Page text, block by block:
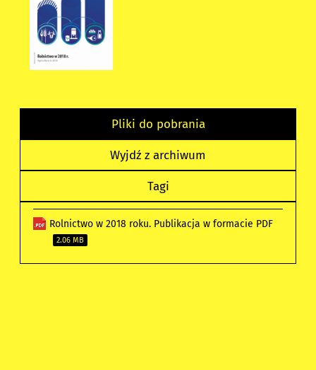
Pliki do pobrania
Wyjdź z archiwum
Tagi
Rolnictwo w 2018 roku. Publikacja w formacie PDF
2.06 MB